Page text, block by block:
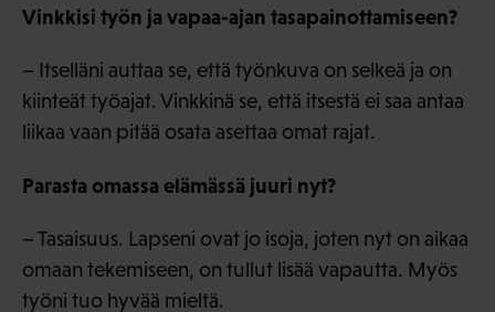
Vinkkisi työn ja vapaa-ajan tasapainottamiseen?
– Itselläni auttaa se, että työnkuva on selkeä ja on
kiinteät työajat. Vinkkinä se, että itsestä ei saa antaa
liikaa vaan pitää osata asettaa omat rajat.
Parasta omassa elämässä juuri nyt?
– Tasaisuus. Lapseni ovat jo isoja, joten nyt on aikaa
omaan tekemiseen, on tullut lisää vapautta. Myös
työni tuo hyvää mieltä.